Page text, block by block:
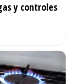
y controles